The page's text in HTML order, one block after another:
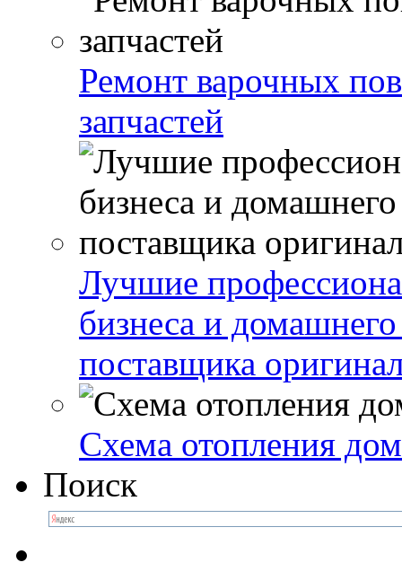
Ремонт варочных
запчастей
Лучшие
бизнеса и
поставщика
Схема отопления
Поиск